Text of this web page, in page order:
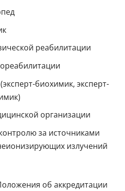
реабилитации
биохимик, эксперт-
организации
за источниками
излучений
об аккредитации